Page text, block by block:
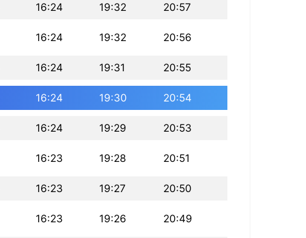
16:24 19:32 20:57
16:24 19:32 20:56
16:24 19:31 20:55
16:24 19:30 20:54
16:24 19:29 20:53
16:23 19:28 20:51
16:23 19:27 20:50
16:23 19:26 20:49